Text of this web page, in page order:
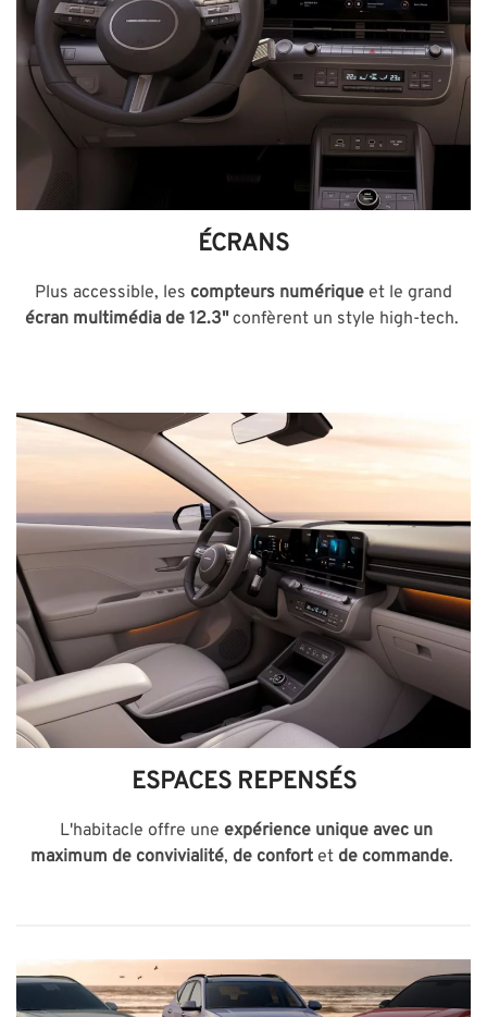
ÉCRANS
Plus accessible, les compteurs numérique et le grand
écran multimédia de 12.3"confèrent un style high-tech.
ESPACES REPENSÉS
L'habitacle offre une expérience unique avec un
maximum de convivialité, de confortet de commande.